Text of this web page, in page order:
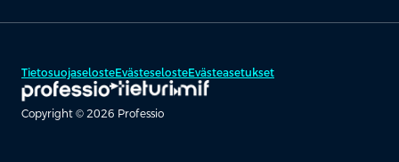
TietosuojaselosteEvästeselosteEvästeasetukset
Copyright © 2026 Professio